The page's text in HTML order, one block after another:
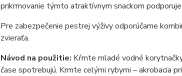
prikrmovanie týmto atraktívnym snackom
Pre zabezpečenie pestrej výživy odporúčame
zvieraťa.
Návod na použitie: Kŕmte mladé vodné
čase spotrebujú. Krmte celými rybymi – akrobacia